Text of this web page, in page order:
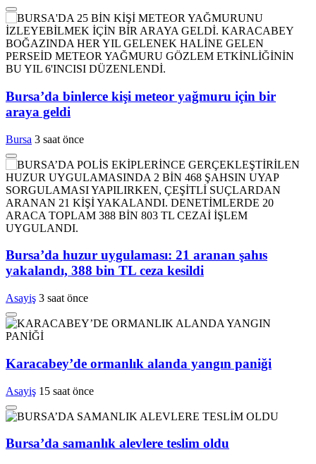
Bursa’da binlerce kişi meteor yağmuru için bir
araya geldi
Bursa 3 saat önce
Bursa’da huzur uygulaması: 21 aranan şahıs
yakalandı, 388 bin TL ceza kesildi
Asayiş 3 saat önce
Karacabey’de ormanlık alanda yangın paniği
Asayiş 15 saat önce
Bursa’da samanlık alevlere teslim oldu